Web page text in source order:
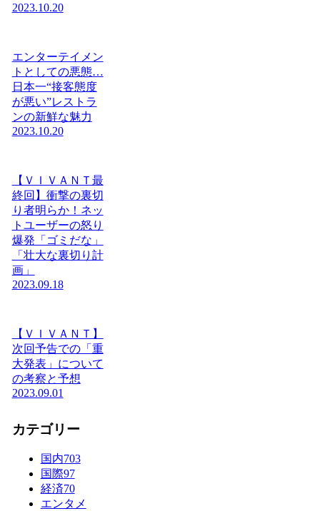
2023.10.20
エンターテイメン
トとしての悪態…
日本一“接客態度
が悪い”レストラ
ンの新鮮な魅力
2023.10.20
【ＶＩＶＡＮＴ最
終回】衝撃の裏切
り者明らか！ネッ
トユーザーの怒り
爆発「ゴミだな」
「壮大な裏切り計
画」
2023.09.18
【ＶＩＶＡＮＴ】
次回予告での「重
大発表」について
の考察と予想
2023.09.01
カテゴリー
国内703
国際97
経済70
エンタメ